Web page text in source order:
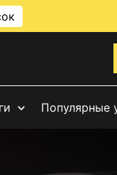
Популярные